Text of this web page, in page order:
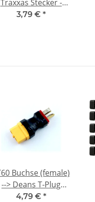
Traxxas Stecker -
T-Plug Stecker
3,79 € *
Buchse (female)
--> Deans T-Plug
Stecker (male)
4,79 € *